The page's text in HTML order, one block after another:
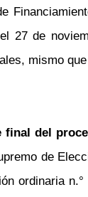
27 de
mismo
final del
de
ordinaria n.°